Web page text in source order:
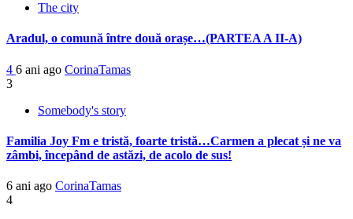
The city
Aradul, o comună între două orașe…(PARTEA A II-A)
4 6 ani ago CorinaTamas
3
Somebody's story
Familia Joy Fm e tristă, foarte tristă…Carmen a plecat și ne va
zâmbi, începând de astăzi, de acolo de sus!
6 ani ago CorinaTamas
4